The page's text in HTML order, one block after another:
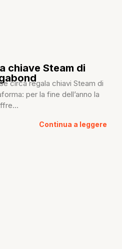
chiave Steam di
circa regala chiavi Steam di
per la fine dell’anno la
Continua a leggere